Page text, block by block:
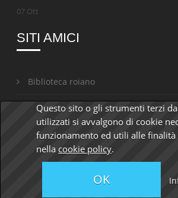
Questo sito o gli strumenti terzi
utilizzati si avvalgono di cookie
funzionamento ed utili alle
nella cookie policy.
OK
07 Ott
SITI AMICI
Biblioteca roiano
Comunità slovena
© 2026 Parrocchia Ss. Ermacora e